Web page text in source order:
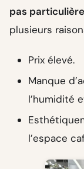
pas
plusieurs
Prix élevé.
Manque
l’humidité
l’espace